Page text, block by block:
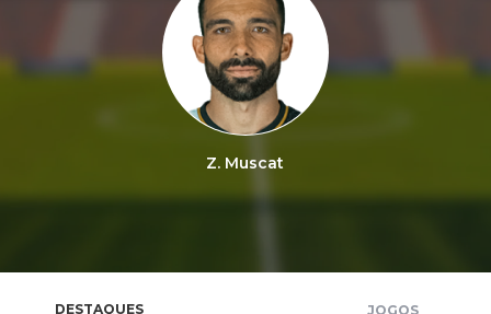
UEFA Champions League
UEFA Europa League
UEFA Conference League
Premier League
Z. Muscat
DESTAQUES JOGOS